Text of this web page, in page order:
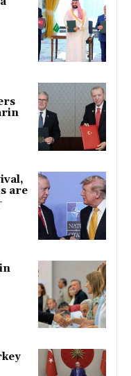
are